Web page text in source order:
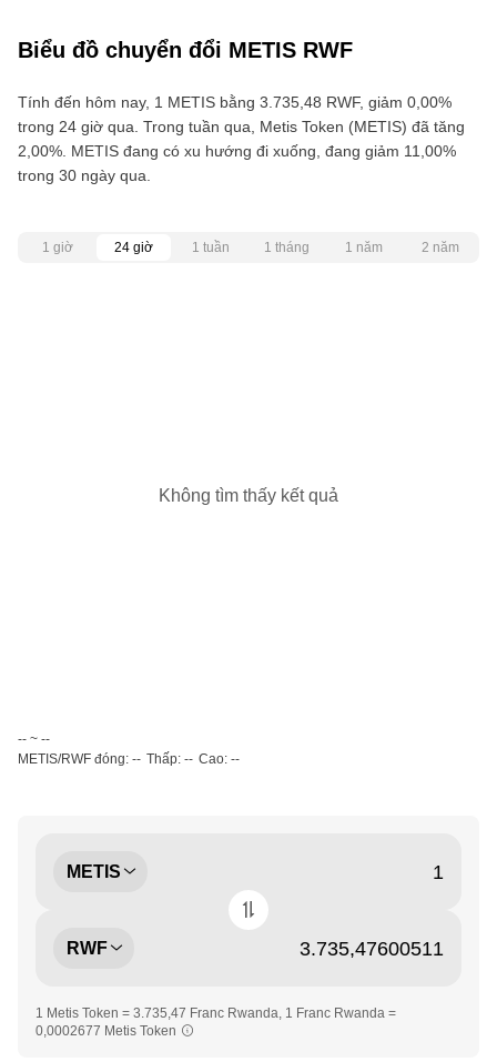
Biểu đồ chuyển đổi METIS RWF
Tính đến hôm nay, 1 METIS bằng 3.735,48 RWF, giảm 0,00%
trong 24 giờ qua. Trong tuần qua, Metis Token (METIS) đã tăng
2,00%. METIS đang có xu hướng đi xuống, đang giảm 11,00%
trong 30 ngày qua.
1 giờ 24 giờ 1 tuần 1 tháng 1 năm 2 năm
Không tìm thấy kết quả
-- ~ --
METIS/RWF đóng: -- Thấp: -- Cao: --
METIS
RWF
1 Metis Token = 3.735,47 Franc Rwanda, 1 Franc Rwanda =
0,0002677 Metis Token